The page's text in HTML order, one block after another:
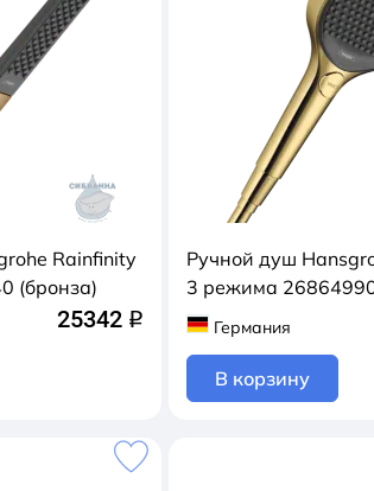
Rainfinity
(бронза)
25342 q
Ручной душ
3 режимa 26864990
Германия
В корзину